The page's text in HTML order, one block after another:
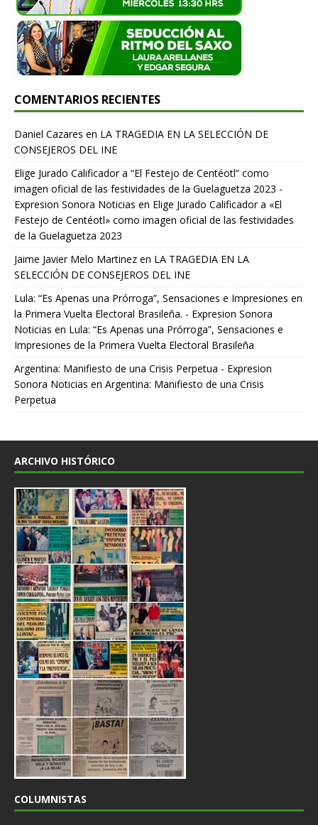
COMENTARIOS RECIENTES
Daniel Cazares en LA TRAGEDIA EN LA SELECCIÓN DE
CONSEJEROS DEL INE
Elige Jurado Calificador a “El Festejo de Centéotl” como
imagen oficial de las festividades de la Guelaguetza 2023 -
Expresion Sonora Noticias en Elige Jurado Calificador a «El
Festejo de Centéotl» como imagen oficial de las festividades
de la Guelaguetza 2023
Jaime Javier Melo Martinez en LA TRAGEDIA EN LA
SELECCIÓN DE CONSEJEROS DEL INE
Lula: “Es Apenas una Prórroga”, Sensaciones e Impresiones en
la Primera Vuelta Electoral Brasileña. - Expresion Sonora
Noticias en Lula: “Es Apenas una Prórroga”, Sensaciones e
Impresiones de la Primera Vuelta Electoral Brasileña
Argentina: Manifiesto de una Crisis Perpetua - Expresion
Sonora Noticias en Argentina: Manifiesto de una Crisis
Perpetua
ARCHIVO HISTÓRICO
COLUMNISTAS